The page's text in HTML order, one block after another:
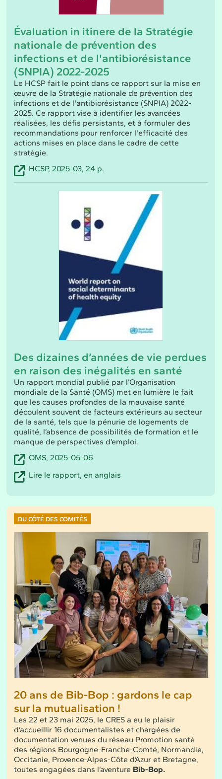
Évaluation in itinere de la Stratégie
nationale de prévention des
infections et de l'antibiorésistance
(SNPIA) 2022-2025
Le HCSP fait le point dans ce rapport sur la mise en
œuvre de la Stratégie nationale de prévention des
infections et de l'antibiorésistance (SNPIA) 2022-
2025. Ce rapport vise à identifier les avancées
réalisées, les défis persistants, et à formuler des
recommandations pour renforcer l'efficacité des
actions mises en place dans le cadre de cette
stratégie.
HCSP, 2025-03, 24 p.
Des dizaines d’années de vie perdues
en raison des inégalités en santé
Un rapport mondial publié par l’Organisation
mondiale de la Santé (OMS) met en lumière le fait
que les causes profondes de la mauvaise santé
découlent souvent de facteurs extérieurs au secteur
de la santé, tels que la pénurie de logements de
qualité, l’absence de possibilités de formation et le
manque de perspectives d’emploi.
OMS, 2025-05-06
Lire le rapport, en anglais
DU CÔTÉ DES COMITÉS
20 ans de Bib-Bop : gardons le cap
sur la mutualisation !
Les 22 et 23 mai 2025, le CRES a eu le plaisir
d’accueillir 16 documentalistes et chargées de
documentation venues du réseau Promotion santé
des régions Bourgogne-Franche-Comté, Normandie,
Occitanie, Provence-Alpes-Côte d’Azur et Bretagne,
toutes engagées dans l’aventure Bib-Bop.